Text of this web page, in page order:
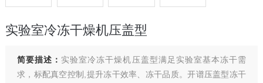
实验室冷冻干燥机压盖型
简要描述： 实验室冷冻干燥机压盖型满足实验室基本冻干需
求，标配真空控制,提升冻干效率、冻干品质。开谱压盖型冻干